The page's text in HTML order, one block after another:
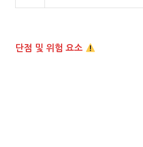
단점 및 위험 요소